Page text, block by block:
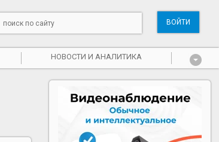
ВОЙТИ
НОВОСТИ И АНАЛИТИКА